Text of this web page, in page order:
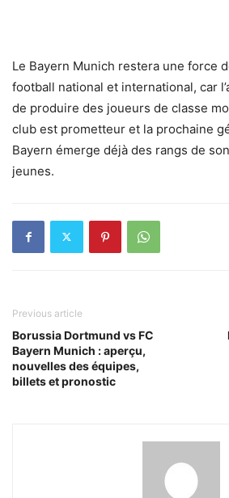
Le Bayern Munich restera une force
football national et international, car
de produire des joueurs de classe
club est prometteur et la prochaine
Bayern émerge déjà des rangs de
jeunes.
Previous article
Borussia Dortmund vs FC
Bayern Munich : aperçu,
nouvelles des équipes,
billets et pronostic